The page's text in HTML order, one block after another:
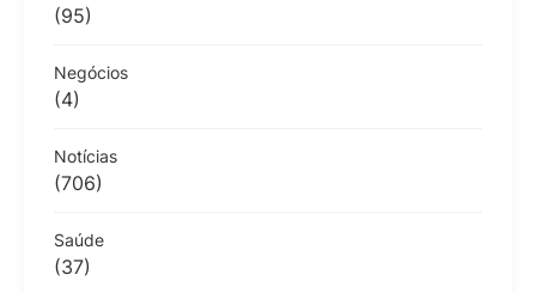
(95)
Negócios
(4)
Notícias
(706)
Saúde
(37)